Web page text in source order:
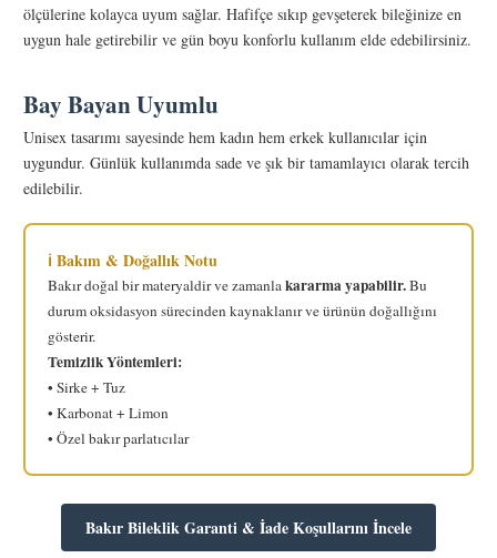
ölçülerine kolayca uyum sağlar. Hafifçe sıkıp gevşeterek bileğinize en
uygun hale getirebilir ve gün boyu konforlu kullanım elde edebilirsiniz.
Bay Bayan Uyumlu
Unisex tasarımı sayesinde hem kadın hem erkek kullanıcılar için
uygundur. Günlük kullanımda sade ve şık bir tamamlayıcı olarak tercih
edilebilir.
ℹ️ Bakım & Doğallık Notu
Bakır doğal bir materyaldir ve zamanlakararma yapabilir.Bu
durum oksidasyon sürecinden kaynaklanır ve ürünün doğallığını
gösterir.
Temizlik Yöntemleri:
• Sirke + Tuz
• Karbonat + Limon
• Özel bakır parlatıcılar
Bakır Bileklik Garanti & İade Koşullarını İncele